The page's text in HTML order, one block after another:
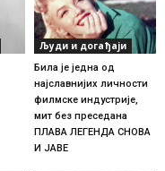
Људи и догађаји
Била је једна од
најславнијих личности
филмске индустрије,
мит без преседана
ПЛАВА ЛЕГЕНДА СНОВА
И ЈАВЕ